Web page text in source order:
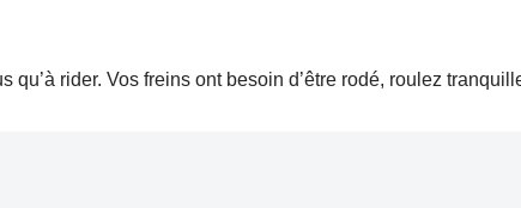
rider. Vos freins ont besoin d’être rodé, roulez